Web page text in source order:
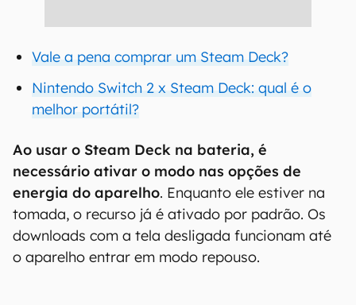
Vale a pena comprar um Steam Deck?
Nintendo Switch 2 x Steam Deck: qual é o
melhor portátil?
Ao usar o Steam Deck na bateria, é
necessário ativar o modo nas opções de
energia do aparelho. Enquanto ele estiver na
tomada, o recurso já é ativado por padrão. Os
downloads com a tela desligada funcionam até
o aparelho entrar em modo repouso.